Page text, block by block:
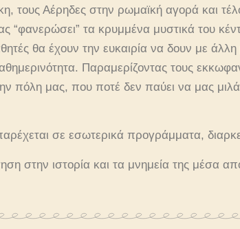
τους Αέρηδες στην ρωμαϊκή αγορά και
“φανερώσει” τα κρυμμένα μυστικά του
θα έχουν την ευκαιρία να δουν με άλλη
Παραμερίζοντας τους
πόλη μας, που ποτέ δεν παύει να μας
σε εσωτερικά προγράμματα,
στην ιστορία και τα μνημεία της μέσα